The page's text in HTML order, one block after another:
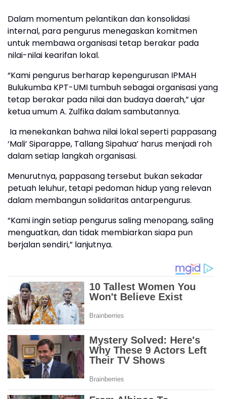
Dalam momentum pelantikan dan konsolidasi
internal, para pengurus menegaskan komitmen
untuk membawa organisasi tetap berakar pada
nilai-nilai kearifan lokal.
“Kami pengurus berharap kepengurusan IPMAH
Bulukumba KPT-UMI tumbuh sebagai organisasi yang
tetap berakar pada nilai dan budaya daerah,” ujar
ketua umum A. Zulfika dalam sambutannya.
Ia menekankan bahwa nilai lokal seperti pappasang
‘Mali’ Siparappe, Tallang Sipahua’ harus menjadi roh
dalam setiap langkah organisasi.
Menurutnya, pappasang tersebut bukan sekadar
petuah leluhur, tetapi pedoman hidup yang relevan
dalam membangun solidaritas antarpengurus.
“Kami ingin setiap pengurus saling menopang, saling
menguatkan, dan tidak membiarkan siapa pun
berjalan sendiri,” lanjutnya.